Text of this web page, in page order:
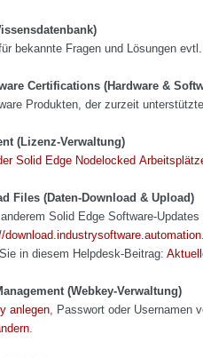
bekannte Fragen und Lösungen
Certifications (Hardware &
Produkten, der zurzeit
(Lizenz-Verwaltung)
Solid Edge Nodelocked
Files (Daten-Download & Upload)
Solid Edge Software-
in diesem Helpdesk-Beitrag:
(Webkey-Verwaltung)
anlegen, Passwort oder Usernamen
.